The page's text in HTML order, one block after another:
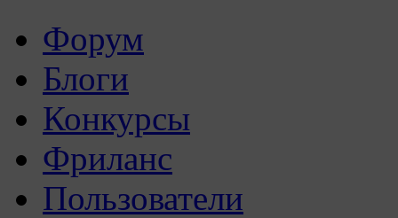
Форум
Блоги
Конкурсы
Фриланс
Пользователи